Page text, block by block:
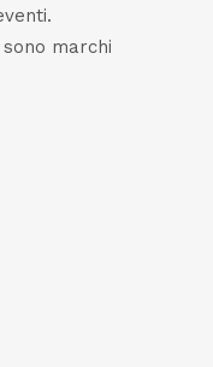
marchi